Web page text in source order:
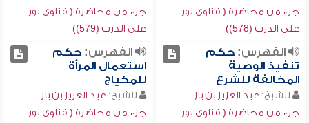
جزء من محاضرة ( فتاوى نور
على الدرب (578))
جزء من محاضرة ( فتاوى نور
على الدرب (579))
الفهرس:حكم
تنفيذ الوصية
المخالفة للشرع
للشيخ: عبد العزيز بن باز
جزء من محاضرة ( فتاوى نور
الفهرس:حكم
استعمال المرأة
للمكياج
للشيخ: عبد العزيز بن باز
جزء من محاضرة ( فتاوى نور